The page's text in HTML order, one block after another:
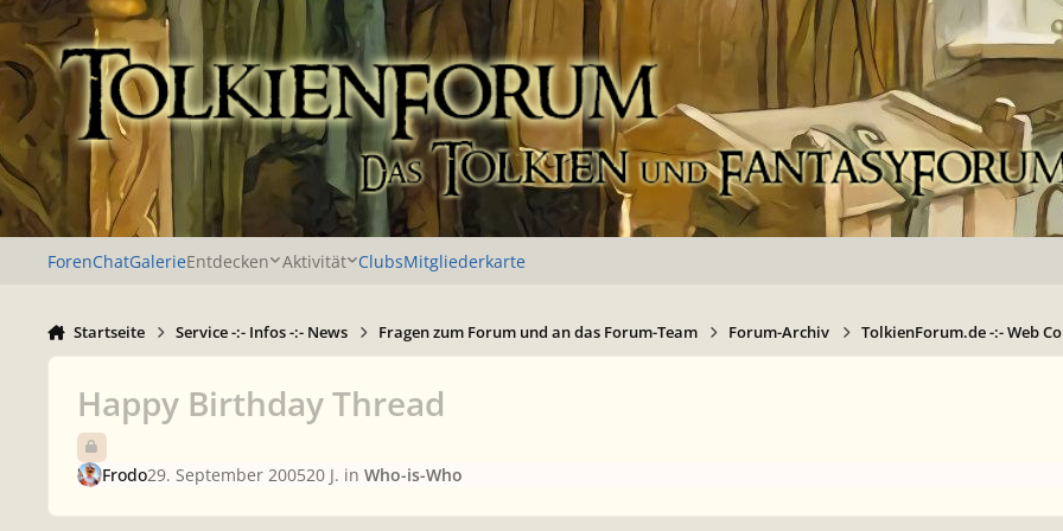
Zu Inhalt springen
ForenChatGalerieEntdecken Aktivität ClubsMitgliederkarte
Startseite Service -:- Infos -:- News Fragen zum Forum und an das Forum-Team Forum-Archiv TolkienForum.de -:- Web
Happy Birthday Thread
Frodo29. September 200520 J. in Who-is-Who